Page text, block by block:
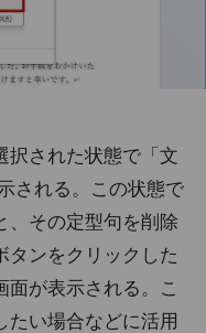
択された状態で「文
される。この状態で
、その定型句を削除
タンをクリックした
が表示される。こ
たい場合などに活用